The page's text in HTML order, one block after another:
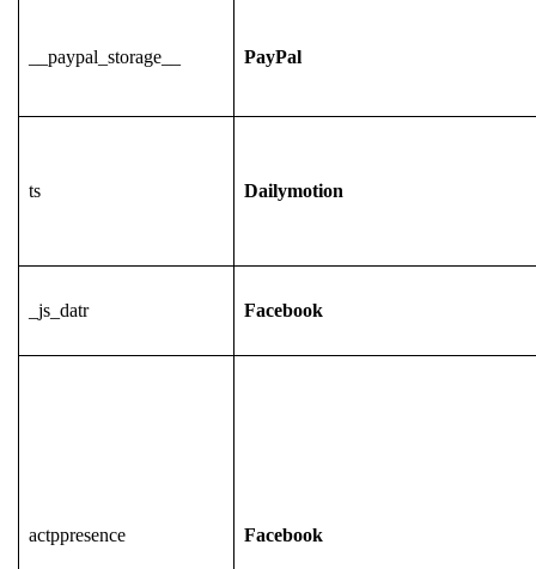
__paypal_storage__ PayPal
ts Dailymotion
_js_datr Facebook
actppresence Facebook